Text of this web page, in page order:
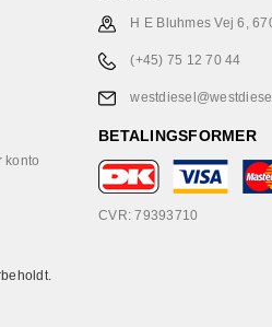
konto
H E Bluhmes Vej 6,
(+45) 75 12 70 44
BETALINGSFORMER
CVR: 79393710